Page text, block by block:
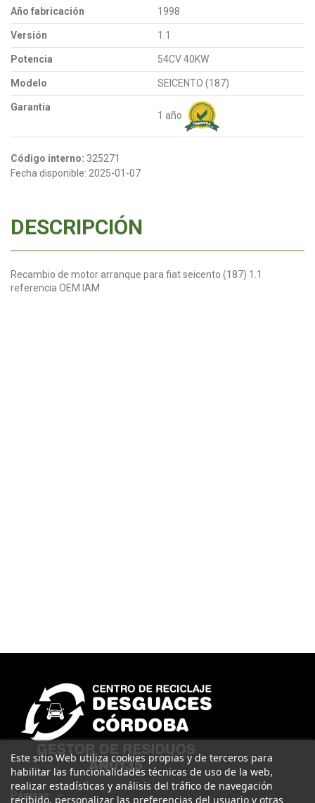
Año fabricación 1998
Versión 1.1
Potencia 54CV 40KW
Modelo SEICENTO (187)
Garantia
1 año
Código interno: 325271
Fecha disponible: 2025-01-07
DESCRIPCIÓN
Recambio de motor arranque para fiat seicento (187) 1.1
referencia OEM IAM
Páginas
Este sitio Web utiliza cookies propias y de terceros para
habilitar las funcionalidades técnicas de uso de la web,
realizar estadísticas y análisis del tráfico de navegación
recibido, personalizar las preferencias del usuario y otras